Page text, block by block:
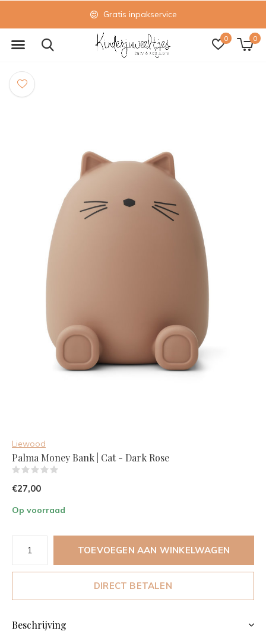
0 0
Gratis inpakservice
Liewood
Palma Money Bank | Cat - Dark Rose
€27,00
Op voorraad
TOEVOEGEN AAN WINKELWAGEN
DIRECT BETALEN
Beschrijving